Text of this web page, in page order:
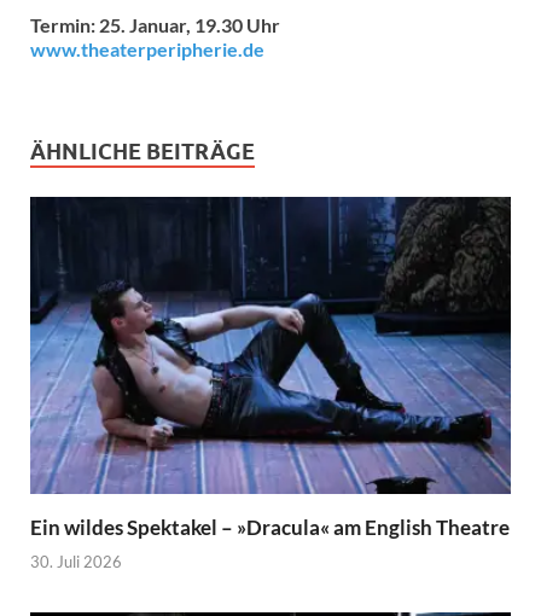
Termin: 25. Januar, 19.30 Uhr
www.theaterperipherie.de
ÄHNLICHE BEITRÄGE
Ein wildes Spektakel – »Dracula« am English Theatre
30. Juli 2026